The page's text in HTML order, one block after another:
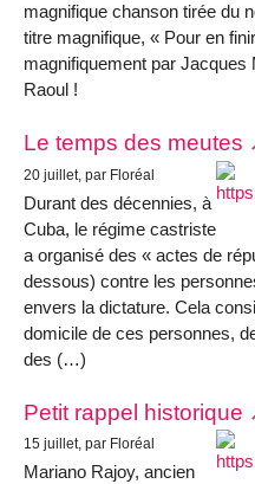
magnifique chanson tirée du
titre magnifique, « Pour en
magnifiquement par
Raoul !
Le temps des meutes
20 juillet, par Floréal
Durant des décennies, à
Cuba, le régime castriste
a organisé des « actes de
dessous) contre les
envers la dictature. Cela
domicile de ces personnes,
des (…)
Petit rappel historique
15 juillet, par Floréal
Mariano Rajoy, ancien